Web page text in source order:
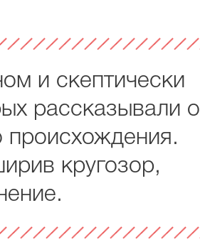
и скептически
рассказывали о
происхождения.
кругозор,